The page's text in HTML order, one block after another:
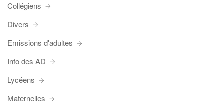
Collégiens
Divers
Emissions d'adultes
Info des AD
Lycéens
Maternelles